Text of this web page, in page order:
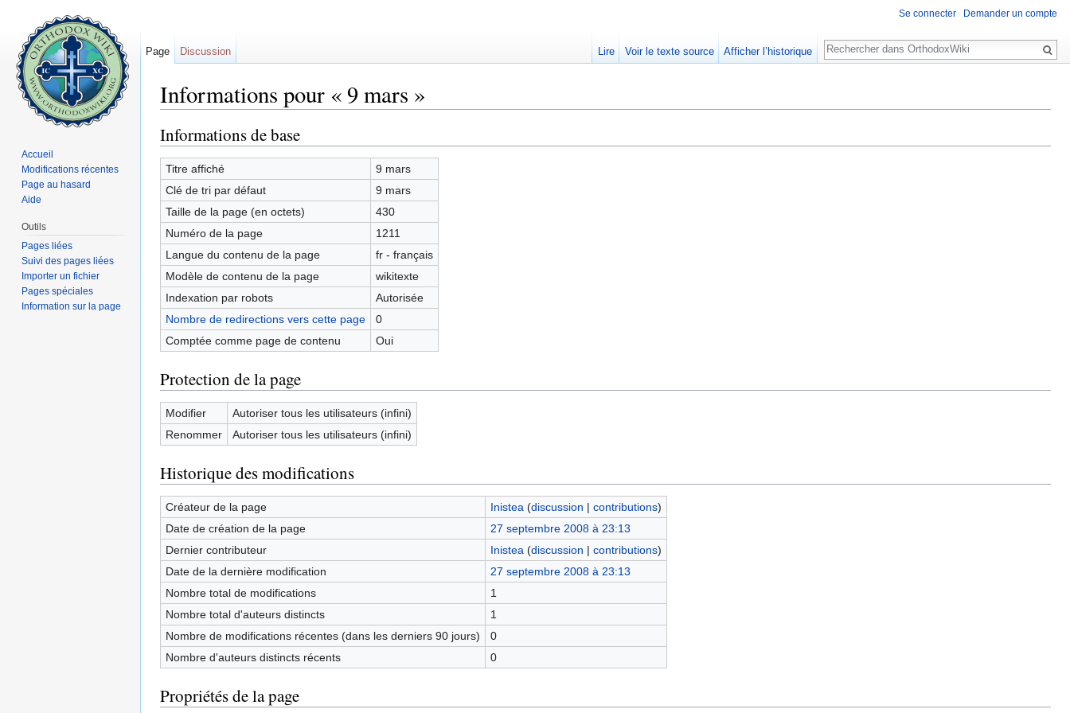
Informations pour « 9 mars »
Informations de base
Titre affiché
9 mars
Clé de tri par défaut
9 mars
Taille de la page (en octets)
430
Numéro de la page
1211
Langue du contenu de la page
fr - français
Modèle de contenu de la page
wikitexte
Indexation par robots
Autorisée
Nombre de redirections vers cette page
0
Comptée comme page de contenu
Oui
Protection de la page
Modifier
Autoriser tous les utilisateurs (infini)
Renommer
Autoriser tous les utilisateurs (infini)
Historique des modifications
Créateur de la page Inistea (discussion | contributions)
Date de création de la page
27 septembre 2008 à 23:13
Dernier contributeur
Inistea (discussion | contributions)
Date de la dernière modification
27 septembre 2008 à 23:13
Nombre total de modifications
1
Nombre total d'auteurs distincts
1
Nombre de modifications récentes (dans les derniers 90 jours)
0
Nombre d'auteurs distincts récents
0
Propriétés de la page
Se connecter Demander un compte
Page Discussion Lire Voir le texte source Afficher l’historique
Rechercher
Accueil
Modifications récentes
Page au hasard
Aide
Outils
Pages liées
Suivi des pages liées
Importer un fichier
Pages spéciales
Information sur la page